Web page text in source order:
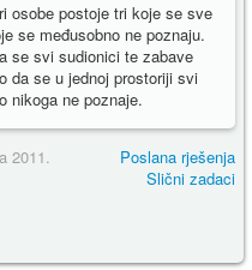
osobe postoje tri koje se sve
se međusobno ne poznaju.
se svi sudionici te zabave
da se u jednoj prostoriji svi
nikoga ne poznaje.
2011.
Poslana rješenja
Slični zadaci